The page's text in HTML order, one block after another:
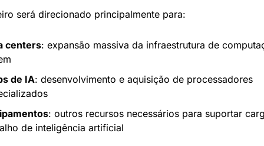
será direcionado principalmente para:
centers: expansão massiva da infraestrutura de
de IA: desenvolvimento e aquisição de processadores
: outros recursos necessários para suportar
de inteligência artificial